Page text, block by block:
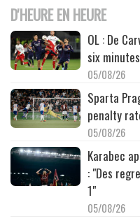
D'HEURE EN HEURE
OL : De
six
05/08/26
Sparta
penalty
05/08/26
Karabec
: "Des
1"
05/08/26